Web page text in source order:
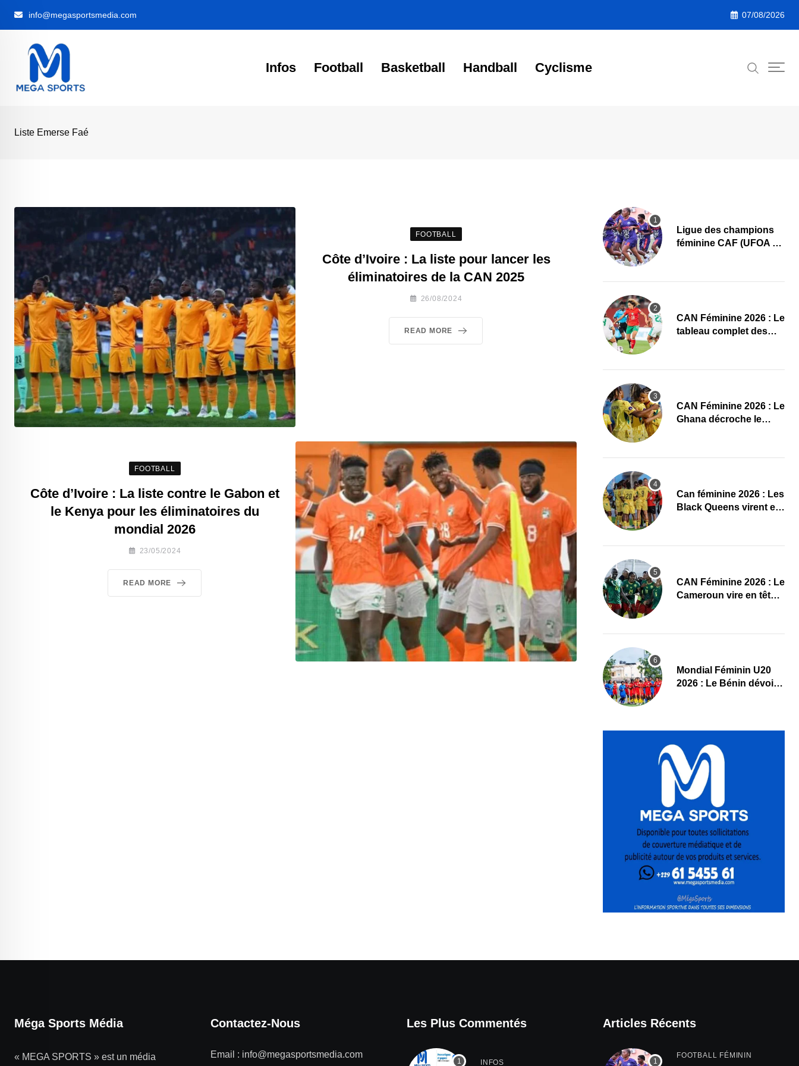
info@megasportsmedia.com 07/08/2026
Infos Football Basketball Handball Cyclisme
Liste Emerse Faé
FOOTBALL
Côte d’Ivoire : La liste pour lancer les
éliminatoires de la CAN 2025
26/08/2024
READ MORE
FOOTBALL
Côte d’Ivoire : La liste contre le Gabon et
le Kenya pour les éliminatoires du
mondial 2026
23/05/2024
READ MORE
Ligue des champions
féminine CAF (UFOA A)
en Gambie
CAN Féminine 2026 : Le
tableau complet des
CAN Féminine 2026 : Le
Ghana décroche le
bien
‎Can féminine 2026 : Les
Black Queens virent en
CAN Féminine 2026 : Le
Cameroun vire en tête
Mondial Féminin U20
2026 : Le Bénin dévoile
Méga Sports Média
« MEGA SPORTS » est un média
Contactez-Nous
Email : info@megasportsmedia.com
Les Plus Commentés
INFOS
Articles Récents
FOOTBALL FÉMININ